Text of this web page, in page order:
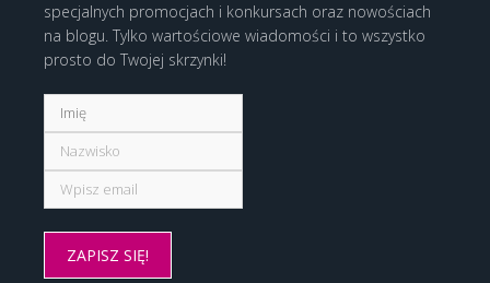
specjalnych promocjach i konkursach oraz nowościach
na blogu. Tylko wartościowe wiadomości i to wszystko
prosto do Twojej skrzynki!